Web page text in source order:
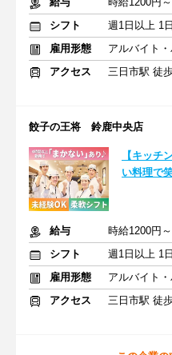
シフト
雇用形態
アルバイト・
アクセス
三日市駅 徒
餃子の王将 鈴鹿中央店
【キッチ
い料理で
給与
シフト
雇用形態
アルバイト・
アクセス
三日市駅 徒